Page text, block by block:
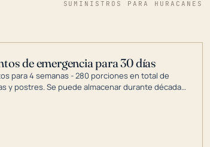
SUMINISTROS PARA HURACANES
de emergencia para 30 días
para 4 semanas - 280 porciones en total de
y postres. Se puede almacenar durante décadas